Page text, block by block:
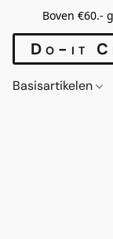
Boven €60.-
Do-it
Basisartikelen